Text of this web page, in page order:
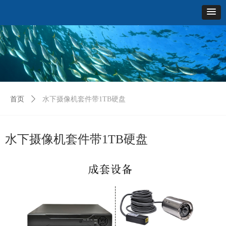
首页 ꄲ 水下摄像机套件带1TB硬盘
水下摄像机套件带1TB硬盘